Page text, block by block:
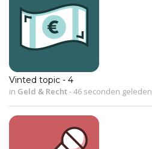
Vinted topic - 4
in Geld & Recht-46 seconden geleden